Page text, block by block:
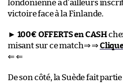
londonienne a d’ailleurs
victoire face à la Finlande.
► 100€ OFFERTS en CASH
misant sur ce match⇒ ⇒
⇐ ⇐
De son côté, la Suède fait